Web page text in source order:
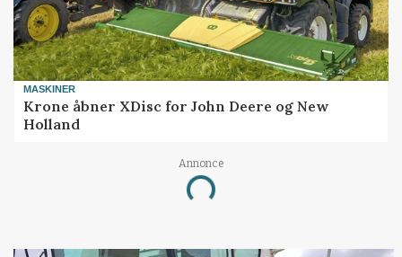
MASKINER
Krone åbner XDisc for John Deere og New
Holland
Annonce
Loading...